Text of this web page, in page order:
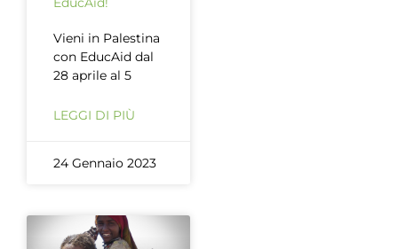
Vieni in Palestina
con EducAid dal
28 aprile al 5
LEGGI DI PIÙ
24 Gennaio 2023